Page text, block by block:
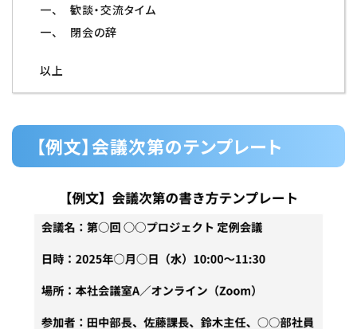
一、 歓談・交流タイム
一、 閉会の辞
以上
【例文】会議次第のテンプレート